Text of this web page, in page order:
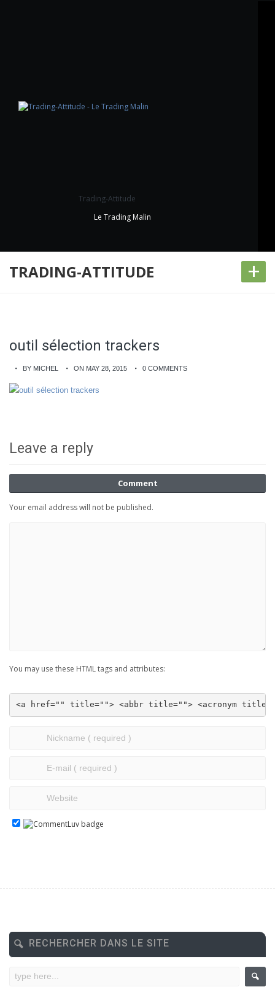
Trading-Attitude
Le Trading Malin
TRADING-ATTITUDE +
outil sélection trackers
BY MICHEL ON MAY 28, 2015 0 COMMENTS
Leave a reply
Comment
Your email address will not be published.
You may use these HTML tags and attributes:
<a href="" title=""> <abbr title=""> <acronym
RECHERCHER DANS LE SITE